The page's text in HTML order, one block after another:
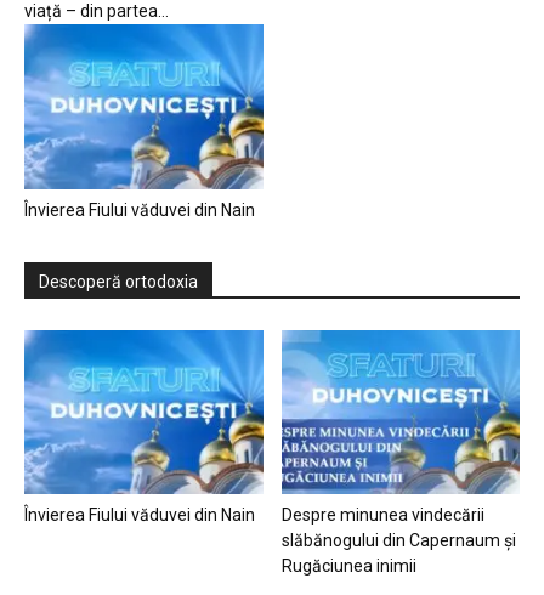
viață – din partea...
Învierea Fiului văduvei din Nain
Descoperă ortodoxia
Învierea Fiului văduvei din Nain
Despre minunea vindecării
slăbănogului din Capernaum și
Rugăciunea inimii